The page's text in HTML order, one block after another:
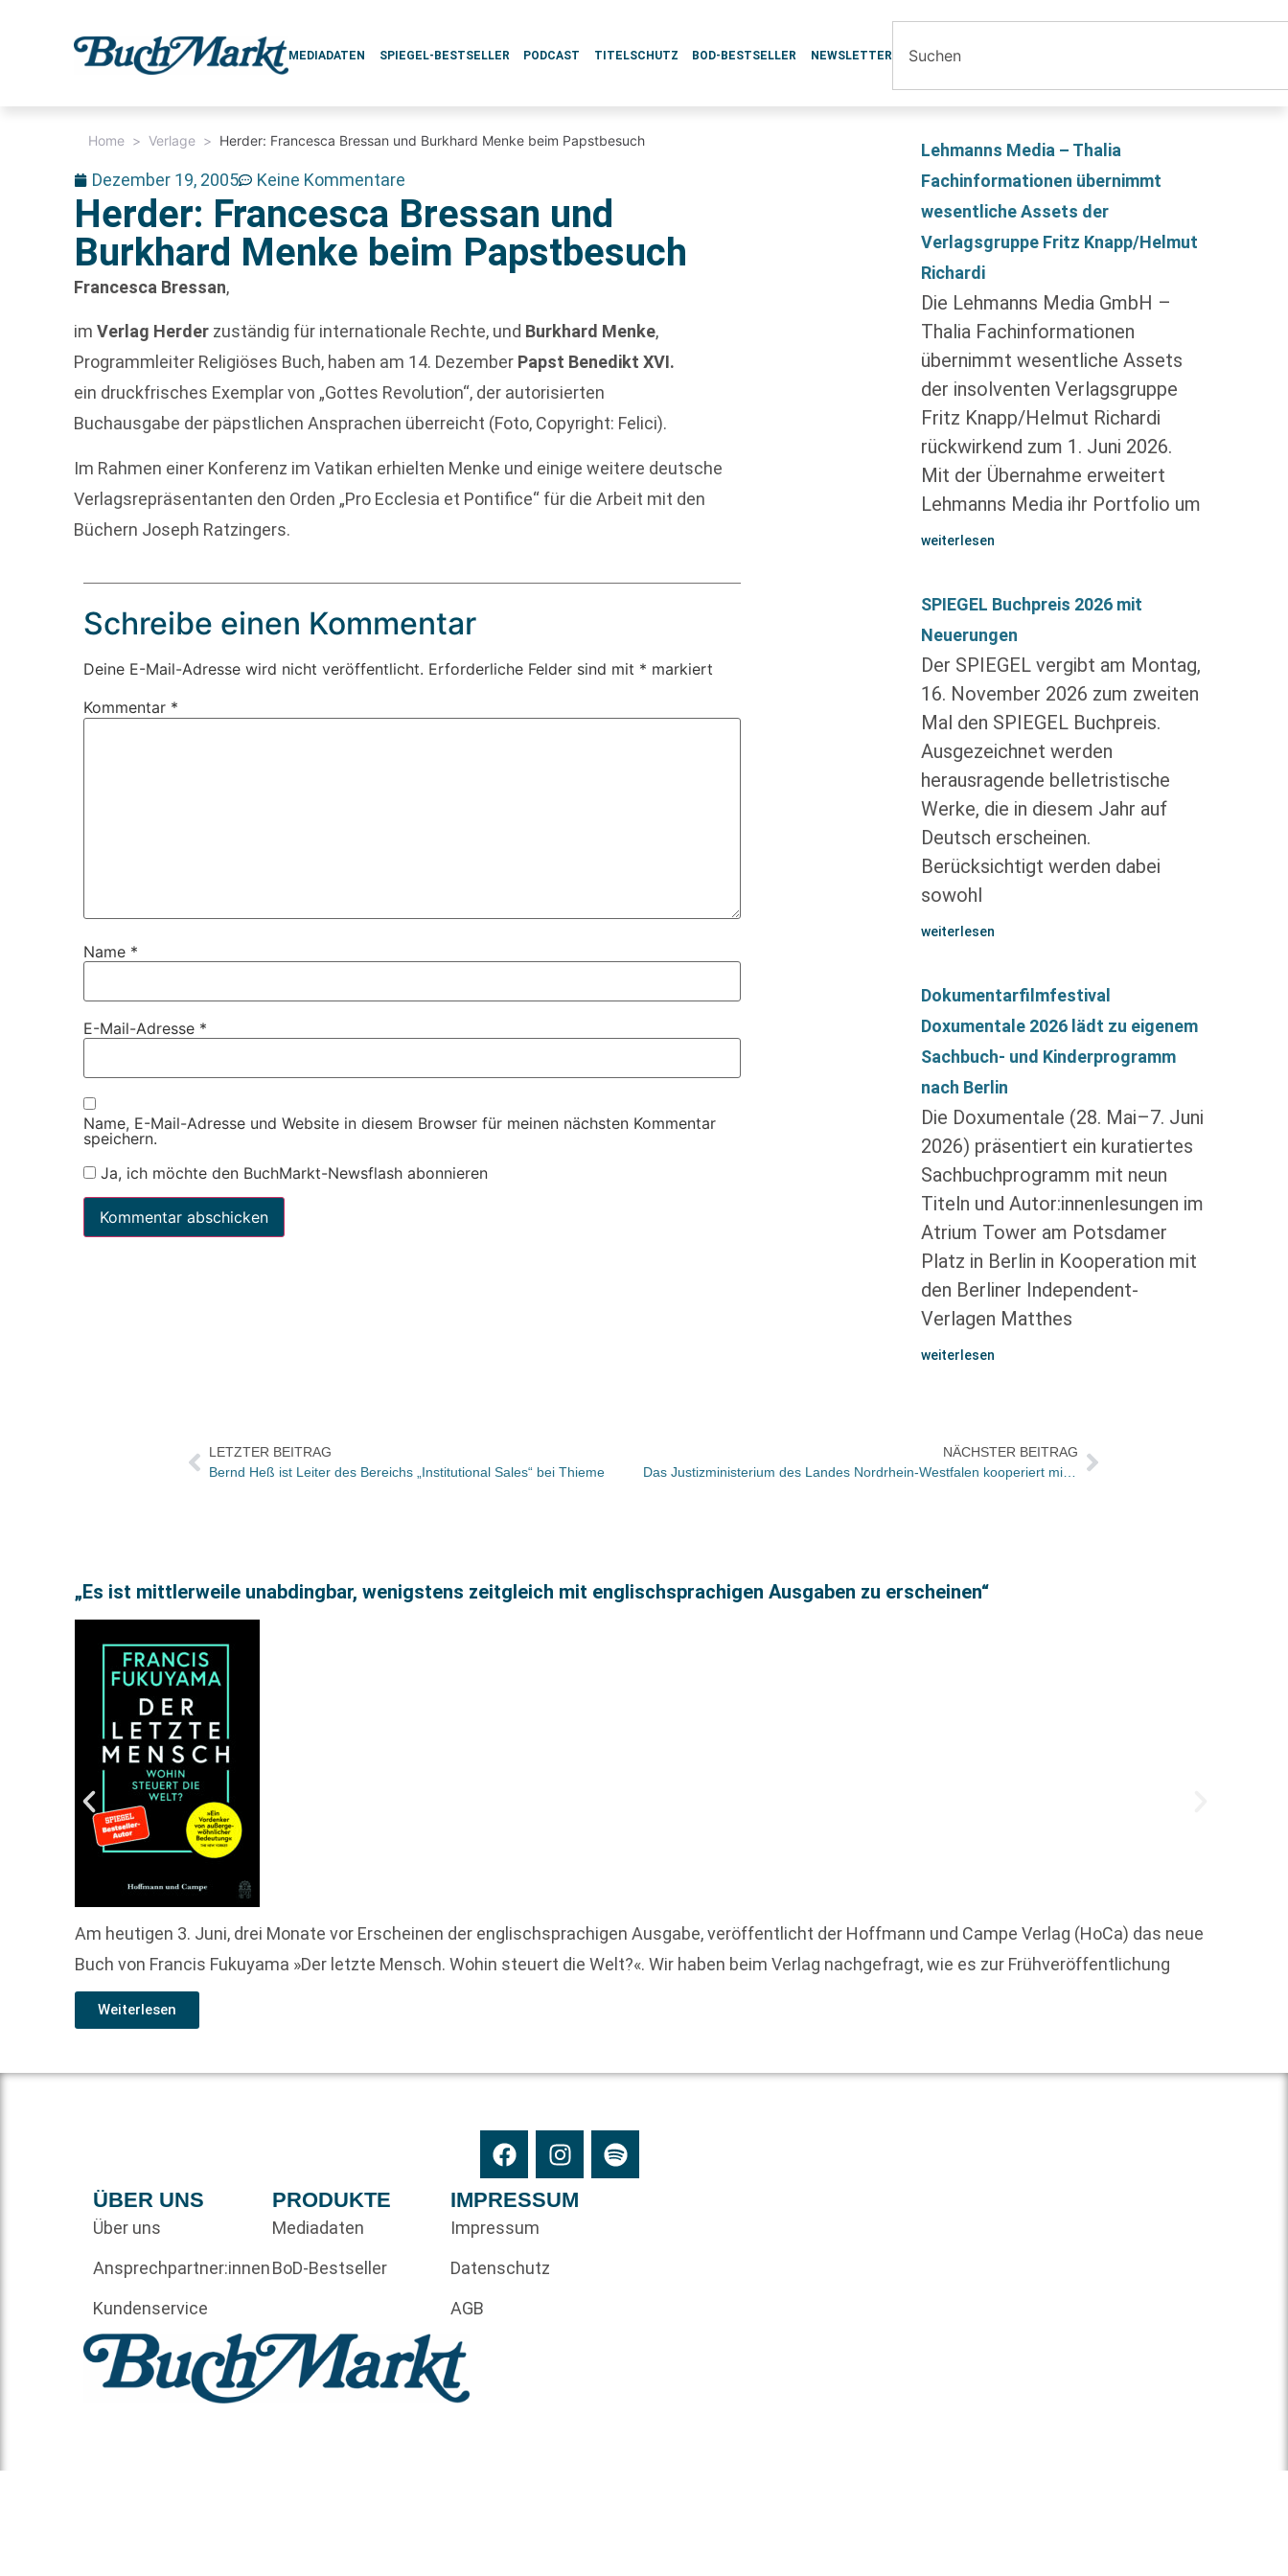
MEDIADATEN SPIEGEL-BESTSELLER PODCAST TITELSCHUTZ BOD-BESTSELLER NEWSLETTER
Home > Verlage > Herder: Francesca Bressan und Burkhard Menke beim Papstbesuch
Dezember 19, 2005 Keine Kommentare
Herder: Francesca Bressan und
Burkhard Menke beim Papstbesuch
Francesca Bressan,
imVerlag Herder zuständig für internationale Rechte, und Burkhard Menke,
Programmleiter Religiöses Buch, haben am 14. Dezember Papst Benedikt XVI.
ein druckfrisches Exemplar von „Gottes Revolution“, der autorisierten
Buchausgabe der päpstlichen Ansprachen überreicht (Foto, Copyright: Felici).
Im Rahmen einer Konferenz im Vatikan erhielten Menke und einige weitere deutsche
Verlagsrepräsentanten den Orden „Pro Ecclesia et Pontifice“ für die Arbeit mit den
Büchern Joseph Ratzingers.
Schreibe einen Kommentar
Deine E-Mail-Adresse wird nicht veröffentlicht. Erforderliche Felder sind mit * markiert
Kommentar *
Name *
E-Mail-Adresse *
Name, E-Mail-Adresse und Website in diesem Browser für meinen nächsten Kommentar
speichern.
Ja, ich möchte den BuchMarkt-Newsflash abonnieren
Lehmanns Media – Thalia
Fachinformationen übernimmt
wesentliche Assets der
Verlagsgruppe Fritz Knapp/Helmut
Richardi
Die Lehmanns Media GmbH –
Thalia Fachinformationen
übernimmt wesentliche Assets
der insolventen Verlagsgruppe
Fritz Knapp/Helmut Richardi
rückwirkend zum 1. Juni 2026.
Mit der Übernahme erweitert
Lehmanns Media ihr Portfolio um
weiterlesen
SPIEGEL Buchpreis 2026 mit
Neuerungen
Der SPIEGEL vergibt am Montag,
16. November 2026 zum zweiten
Mal den SPIEGEL Buchpreis.
Ausgezeichnet werden
herausragende belletristische
Werke, die in diesem Jahr auf
Deutsch erscheinen.
Berücksichtigt werden dabei
sowohl
weiterlesen
Dokumentarfilmfestival
Doxumentale 2026 lädt zu eigenem
Sachbuch- und Kinderprogramm
nach Berlin
Die Doxumentale (28. Mai–7. Juni
2026) präsentiert ein kuratiertes
Sachbuchprogramm mit neun
Titeln und Autor:innenlesungen im
Atrium Tower am Potsdamer
Platz in Berlin in Kooperation mit
den Berliner Independent-
Verlagen Matthes
weiterlesen
LETZTER BEITRAG
Bernd Heß ist Leiter des Bereichs „Institutional Sales“ bei Thieme
NÄCHSTER BEITRAG
„Es ist mittlerweile unabdingbar, wenigstens zeitgleich mit englischsprachigen Ausgaben zu erscheinen“
Am heutigen 3. Juni, drei Monate vor Erscheinen der englischsprachigen Ausgabe, veröffentlicht der Hoffmann und Campe Verlag (HoCa) das neue
Buch von Francis Fukuyama »Der letzte Mensch. Wohin steuert die Welt?«. Wir haben beim Verlag nachgefragt, wie es zur Frühveröffentlichung
Weiterlesen
ÜBER UNS
Über uns
Ansprechpartner:innen
Kundenservice
PRODUKTE
Mediadaten
BoD-Bestseller
IMPRESSUM
Impressum
Datenschutz
AGB